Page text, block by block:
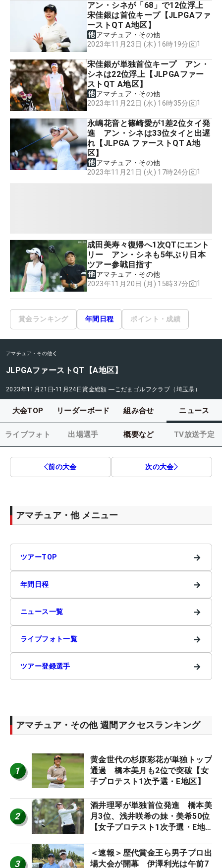
アン・シネが「68」で12位浮上
宋佳銀は首位キープ【JLPGAファ
ーストQT A地区】
アマチュア・その他
2023年11月23日 (木) 16時19分
1
宋佳銀が単独首位キープ アン・
シネは22位浮上【JLPGAファー
ストQT A地区】
アマチュア・その他
2023年11月22日 (水) 16時35分
1
永嶋花音と篠崎愛が1差2位タイ発
進 アン・シネは33位タイと出遅
れ【JLPGA ファーストQT A地
区】
アマチュア・その他
2023年11月21日 (火) 17時24分
1
成田美寿々復帰へ1次QTにエント
リー アン・シネも5年ぶり日本
ツアー参戦目指す
アマチュア・その他
2023年11月20日 (月) 15時37分
1
賞金ランキング 年間日程 ポイント・成績
アマチュア・その他
JLPGAファーストQT【A地区】
2023年11月21日-11月24日賞金総額 ― こだまゴルフクラブ（埼玉県）
大会TOP リーダーボード 組み合せ ニュース
ライブフォト 出場選手 概要など TV放送予定
前の大会 次の大会
アマチュア・他 メニュー
ツアーTOP →
年間日程 →
ニュース一覧 →
ライブフォト一覧 →
ツアー登録選手 →
アマチュア・その他 週間アクセスランキング
1
黄金世代の杉原彩花が単独トップ
通過 橋本美月も2位で突破【女
子プロテスト1次予選・E地区】
2
酒井理琴が単独首位発進 橋本美
月3位、浅井咲希の妹・美希50位
【女子プロテスト1次予選・E地
3
＜速報＞歴代賞金王ら男子プロ出
場大会が開幕 伊澤利光は午前7